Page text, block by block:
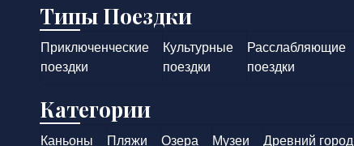
Типы Поездки
Приключенческие
поездки
Культурные
поездки
Расслабляющие
поездки
Категории
Каньоны Пляжи Озера Музеи Древний город